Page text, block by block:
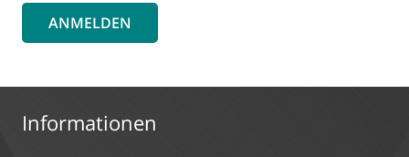
ANMELDEN
Informationen